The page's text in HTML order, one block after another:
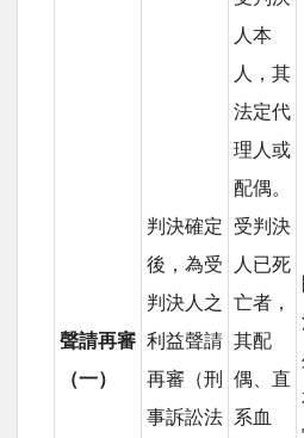
聲請再審
（一）
判決確定
後，為受
判決人之
利益聲請
再審（刑
事訴訟法
人本
人，其
法定代
理人或
配偶。
受判決
人已死
亡者，
其配
偶、直
系血